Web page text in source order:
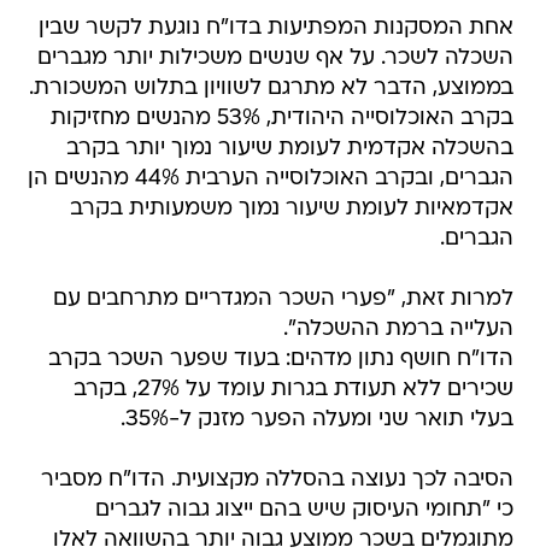
אחת המסקנות המפתיעות בדו"ח נוגעת לקשר שבין
השכלה לשכר. על אף שנשים משכילות יותר מגברים
בממוצע, הדבר לא מתרגם לשוויון בתלוש המשכורת.
בקרב האוכלוסייה היהודית, 53% מהנשים מחזיקות
בהשכלה אקדמית לעומת שיעור נמוך יותר בקרב
הגברים, ובקרב האוכלוסייה הערבית 44% מהנשים הן
אקדמאיות לעומת שיעור נמוך משמעותית בקרב
הגברים.
למרות זאת, "פערי השכר המגדריים מתרחבים עם
העלייה ברמת ההשכלה".
הדו"ח חושף נתון מדהים: בעוד שפער השכר בקרב
שכירים ללא תעודת בגרות עומד על 27%, בקרב
בעלי תואר שני ומעלה הפער מזנק ל-35%.
הסיבה לכך נעוצה בהסללה מקצועית. הדו"ח מסביר
כי "תחומי העיסוק שיש בהם ייצוג גבוה לגברים
מתוגמלים בשכר ממוצע גבוה יותר בהשוואה לאלו